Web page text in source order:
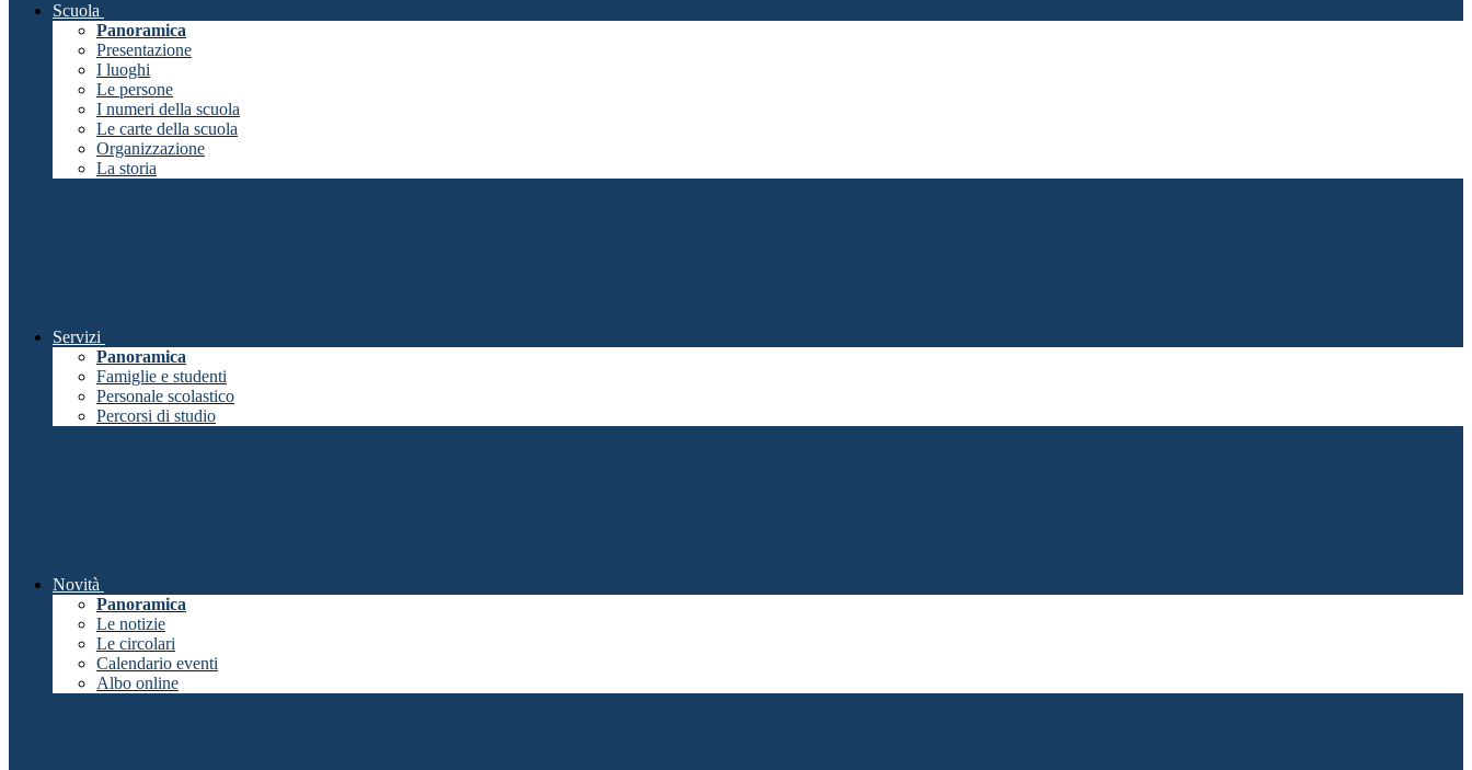
Scuola
Panoramica
Presentazione
I luoghi
Le persone
I numeri della scuola
Le carte della scuola
Organizzazione
La storia
Servizi
Panoramica
Famiglie e studenti
Personale scolastico
Percorsi di studio
Novità
Panoramica
Le notizie
Le circolari
Calendario eventi
Albo online